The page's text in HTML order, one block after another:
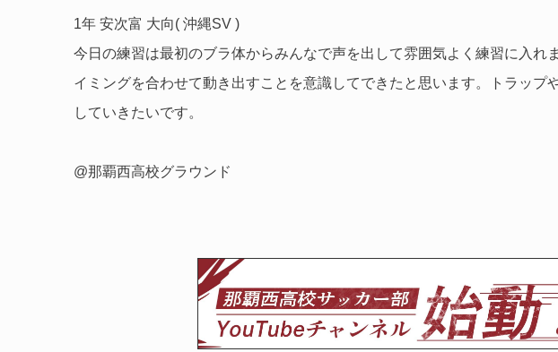
1年 安次富 大向( 沖縄SV )
今日の練習は最初のブラ体からみんなで声を出して雰囲気よく練習に入
イミングを合わせて動き出すことを意識してできたと思います。トラッ
していきたいです。
@那覇西高校グラウンド